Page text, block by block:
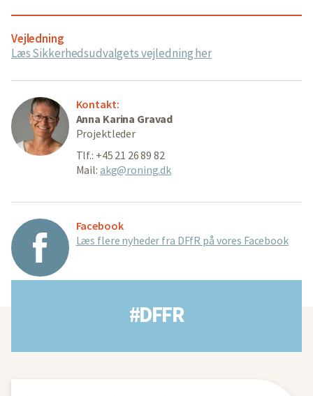
Vejledning
Læs Sikkerhedsudvalgets vejledning her
Kontakt:
Anna Karina Gravad
Projektleder
Tlf.: +45 21 26 89 82
Mail: akg@roning.dk
Facebook
Læs flere nyheder fra DFfR på vores Facebook
#DFFR